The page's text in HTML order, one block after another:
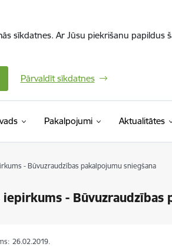
sīkdatnes. Ar Jūsu piekrišanu
Pārvaldīt sīkdatnes
Pakalpojumi Aktualitātes
- Būvuzraudzības pakalpojumu sniegšana
- Būvuzraudzības
26.02.2019.